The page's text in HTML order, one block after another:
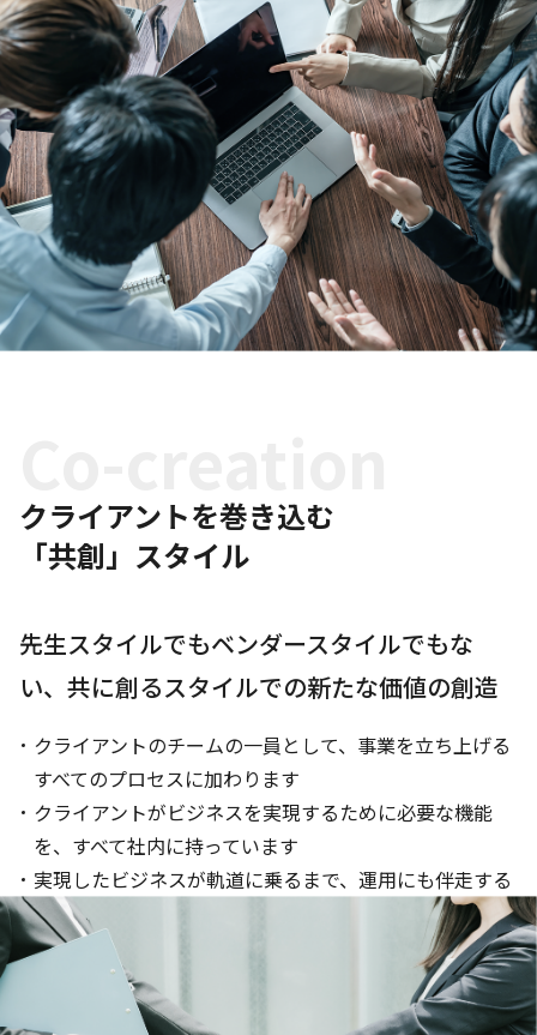
クライアントを巻き込む
「共創」スタイル
先生スタイルでもベンダースタイルでもな
い、 共に創るスタイルでの新たな価値の創造
クライアントのチームの一員として、事業を立ち上げる
すべてのプロセスに加わります
クライアントがビジネスを実現するために必要な機能
を、すべて社内に持っています
実現したビジネスが軌道に乗るまで、運用にも伴走する